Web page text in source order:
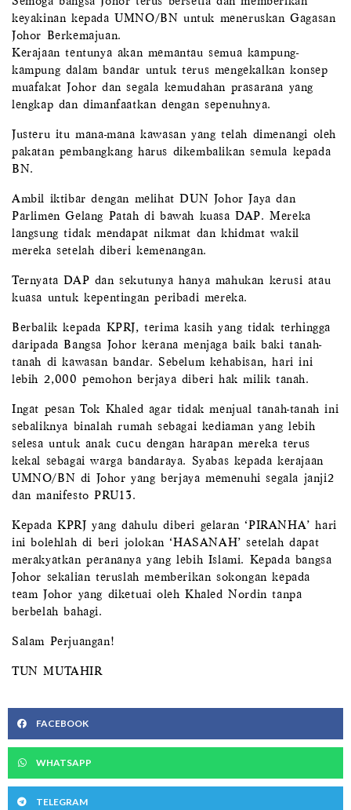
keyakinan kepada UMNO/BN untuk meneruskan Gagasan
Johor Berkemajuan.
Kerajaan tentunya akan memantau semua kampung-
kampung dalam bandar untuk terus mengekalkan konsep
muafakat Johor dan segala kemudahan prasarana yang
lengkap dan dimanfaatkan dengan sepenuhnya.
Justeru itu mana-mana kawasan yang telah dimenangi oleh
pakatan pembangkang harus dikembalikan semula kepada
BN.
Ambil iktibar dengan melihat DUN Johor Jaya dan
Parlimen Gelang Patah di bawah kuasa DAP. Mereka
langsung tidak mendapat nikmat dan khidmat wakil
mereka setelah diberi kemenangan.
Ternyata DAP dan sekutunya hanya mahukan kerusi atau
kuasa untuk kepentingan peribadi mereka.
Berbalik kepada KPRJ, terima kasih yang tidak terhingga
daripada Bangsa Johor kerana menjaga baik baki tanah-
tanah di kawasan bandar. Sebelum kehabisan, hari ini
lebih 2,000 pemohon berjaya diberi hak milik tanah.
Ingat pesan Tok Khaled agar tidak menjual tanah-tanah ini
sebaliknya binalah rumah sebagai kediaman yang lebih
selesa untuk anak cucu dengan harapan mereka terus
kekal sebagai warga bandaraya. Syabas kepada kerajaan
UMNO/BN di Johor yang berjaya memenuhi segala janji2
dan manifesto PRU13.
Kepada KPRJ yang dahulu diberi gelaran ‘PIRANHA’ hari
ini bolehlah di beri jolokan ‘HASANAH’ setelah dapat
merakyatkan perananya yang lebih Islami. Kepada bangsa
Johor sekalian teruslah memberikan sokongan kepada
team Johor yang diketuai oleh Khaled Nordin tanpa
berbelah bahagi.
Salam Perjuangan!
TUN MUTAHIR
FACEBOOK
WHATSAPP
TELEGRAM